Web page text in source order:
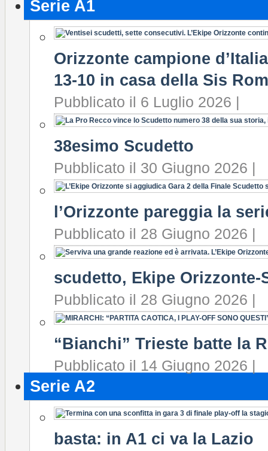
Serie A1
Orizzonte campione
13-10 in casa della Sis
Pubblicato il 6 Luglio 2026 |
38esimo Scudetto
Pubblicato il 30 Giugno 2026 |
l’Orizzonte pareggia la
Pubblicato il 28 Giugno 2026 |
scudetto, Ekipe Orizzonte-
Pubblicato il 28 Giugno 2026 |
“Bianchi” Trieste batte la
Pubblicato il 14 Giugno 2026 |
Serie A2
basta: in A1 ci va la Lazio